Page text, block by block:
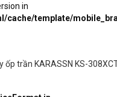
in
cache/template/
trần KARASSN KS-